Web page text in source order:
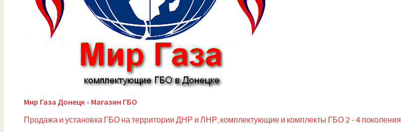
Мир Газа Донецк - Магазин ГБО
Продажа и установка ГБО на территории ДНР и ЛНР, комплектующие и комплекты ГБО 2 - 4 поколения